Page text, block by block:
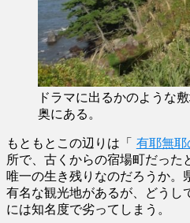
ドラマに出るかのような
奥にある。
もともとこの辺りは「 有耶無耶
所で、古くからの宿場町だっ
唯一の生き残りなのだろうか。
有名な観光地があるが、どうし
には知名度で劣ってしまう。